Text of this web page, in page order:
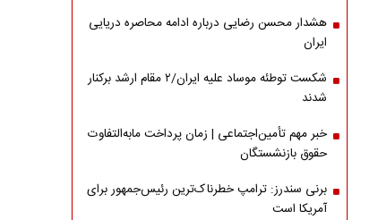
هشدار محسن رضایی درباره ادامه محاصره دریایی
ایران
شکست توطئه موساد علیه ایران/۲ مقام‌ ارشد برکنار
شدند
خبر مهم تأمین‌اجتماعی | زمان پرداخت مابه‌التفاوت
حقوق بازنشستگان
برنی سندرز: ترامپ خطرناک‌ترین رئیس‌جمهور برای
آمریکا است